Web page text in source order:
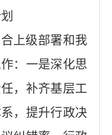
上级部署和我
：一是深化思
，补齐基层工
，提升行政决